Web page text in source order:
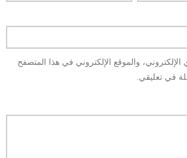
والموقع الإلكتروني في هذا المتصفح
في تعليقي.